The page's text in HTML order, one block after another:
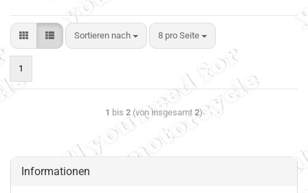
Sortieren nach 8 pro Seite
1
1 bis 2 (von insgesamt 2)
Informationen